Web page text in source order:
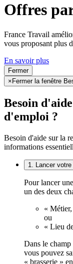
Offres
France Travail
vous proposant plus
En savoir plus
Fermer
×Fermer la fenêtre
Besoin
d'emploi ?
Besoin d'aide sur la
informations
1. Lancer
Pour lancer
un des deux
«
ou
« Lieu
Dans le
vous pouvez
« brasserie »